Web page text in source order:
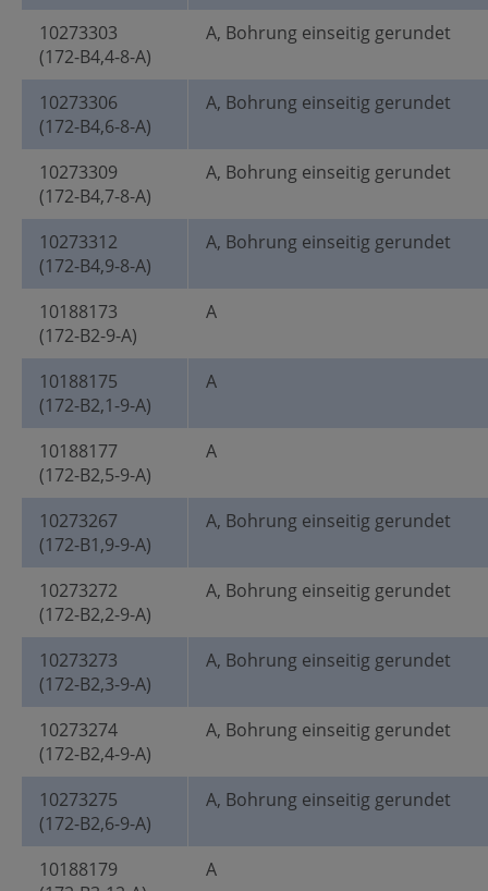
10273303
(172-B4,4-8-A)
A, Bohrung einseitig gerundet
10273306
(172-B4,6-8-A)
A, Bohrung einseitig gerundet
10273309
(172-B4,7-8-A)
A, Bohrung einseitig gerundet
10273312
(172-B4,9-8-A)
A, Bohrung einseitig gerundet
10188173
(172-B2-9-A)
A
10188175
(172-B2,1-9-A)
A
10188177
(172-B2,5-9-A)
A
10273267
(172-B1,9-9-A)
A, Bohrung einseitig gerundet
10273272
(172-B2,2-9-A)
A, Bohrung einseitig gerundet
10273273
(172-B2,3-9-A)
A, Bohrung einseitig gerundet
10273274
(172-B2,4-9-A)
A, Bohrung einseitig gerundet
10273275
(172-B2,6-9-A)
A, Bohrung einseitig gerundet
10188179
A